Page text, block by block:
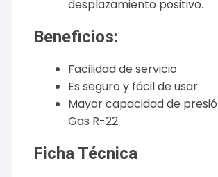
desplazamiento positivo.
Beneficios:
Facilidad de servicio
Es seguro y fácil de usar
Mayor capacidad de
Gas R-22
Ficha Técnica